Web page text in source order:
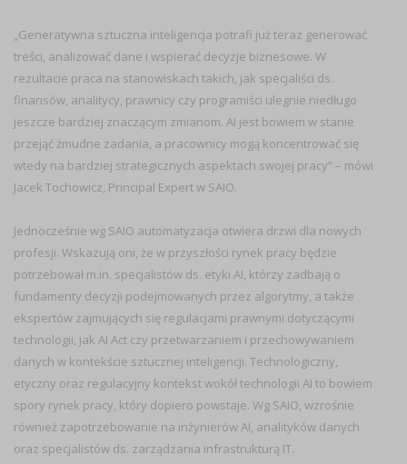
„Generatywna sztuczna inteligencja potrafi już teraz generować
treści, analizować dane i wspierać decyzje biznesowe. W
rezultacie praca na stanowiskach takich, jak specjaliści ds.
finansów, analitycy, prawnicy czy programiści ulegnie niedługo
jeszcze bardziej znaczącym zmianom. AI jest bowiem w stanie
przejąć żmudne zadania, a pracownicy mogą koncentrować się
wtedy na bardziej strategicznych aspektach swojej pracy” – mówi
Jacek Tochowicz, Principal Expert w SAIO.
Jednocześnie wg SAIO automatyzacja otwiera drzwi dla nowych
profesji. Wskazują oni, że w przyszłości rynek pracy będzie
potrzebował m.in. specjalistów ds. etyki AI, którzy zadbają o
fundamenty decyzji podejmowanych przez algorytmy, a także
ekspertów zajmujących się regulacjami prawnymi dotyczącymi
technologii, jak AI Act czy przetwarzaniem i przechowywaniem
danych w kontekście sztucznej inteligencji. Technologiczny,
etyczny oraz regulacyjny kontekst wokół technologii AI to bowiem
spory rynek pracy, który dopiero powstaje. Wg SAIO, wzrośnie
również zapotrzebowanie na inżynierów AI, analityków danych
oraz specjalistów ds. zarządzania infrastrukturą IT.